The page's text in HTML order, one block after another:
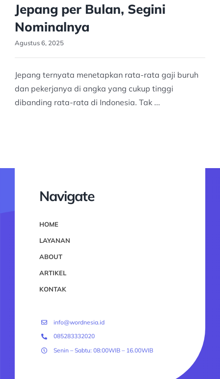
Jepang per Bulan, Segini
Nominalnya
Agustus 6, 2025
Jepang ternyata menetapkan rata-rata gaji buruh
dan pekerjanya di angka yang cukup tinggi
dibanding rata-rata di Indonesia. Tak ...
Navigate
HOME
LAYANAN
ABOUT
ARTIKEL
KONTAK
info@wordnesia.id
085283332020
Senin – Sabtu: 08:00WIB – 16.00WIB